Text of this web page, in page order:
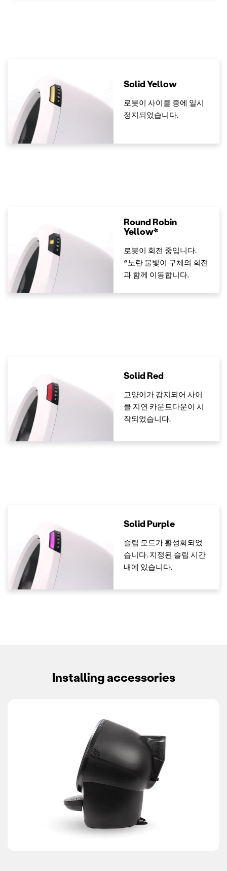
Solid Yellow
로봇이 사이클 중에 일시
정지되었습니다.
Round Robin
Yellow*
로봇이 회전 중입니다.
*노란 불빛이 구체의 회전
과 함께 이동합니다.
Solid Red
고양이가 감지되어 사이
클 지연 카운트다운이 시
작되었습니다.
Solid Purple
슬립 모드가 활성화되었
습니다. 지정된 슬립 시간
내에 있습니다.
Installing accessories